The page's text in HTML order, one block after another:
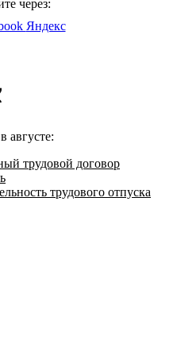
через:
Яндекс
августе:
трудовой договор
трудового отпуска